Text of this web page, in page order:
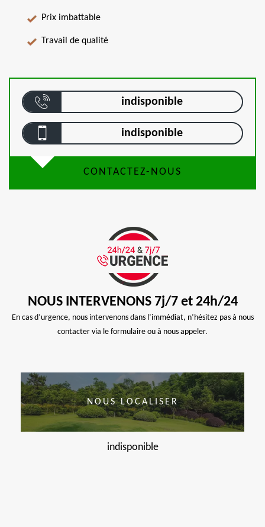
Prix imbattable
Travail de qualité
indisponible
indisponible
CONTACTEZ-NOUS
NOUS INTERVENONS 7j/7 et 24h/24
En cas d’urgence, nous intervenons dans l’immédiat, n’hésitez pas à nous
contacter via le formulaire ou à nous appeler.
NOUS LOCALISER
indisponible